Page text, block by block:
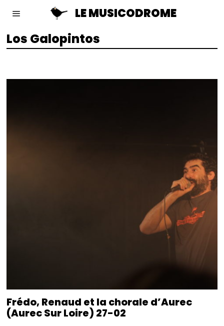
LE MUSICODROME
Los Galopintos
Frédo, Renaud et la chorale d’Aurec
(Aurec Sur Loire) 27-02